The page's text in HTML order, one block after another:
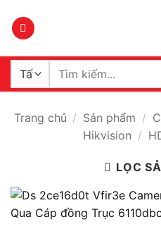
qua
dung
Tìm
Trang chủ / Sản phẩm /
Hikvision /
LỌC